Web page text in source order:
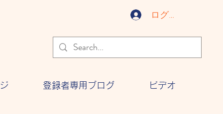
ログイン
登録者専用ブログ ビデオ